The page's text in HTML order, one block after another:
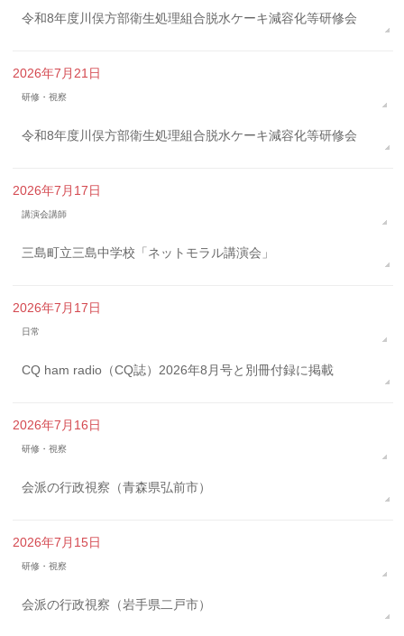
令和8年度川俣方部衛生処理組合脱水ケーキ減容化等研修会
2026年7月21日
研修・視察
令和8年度川俣方部衛生処理組合脱水ケーキ減容化等研修会
2026年7月17日
講演会講師
三島町立三島中学校「ネットモラル講演会」
2026年7月17日
日常
CQ ham radio（CQ誌）2026年8月号と別冊付録に掲載
2026年7月16日
研修・視察
会派の行政視察（青森県弘前市）
2026年7月15日
研修・視察
会派の行政視察（岩手県二戸市）